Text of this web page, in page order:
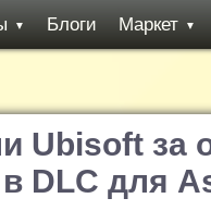
▼ Блоги Маркет ▼
Ubisoft за
DLC для